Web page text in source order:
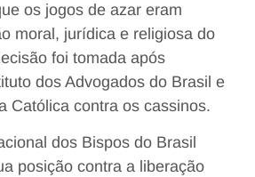
os jogos de azar eram
moral, jurídica e religiosa do
foi tomada após
dos Advogados do Brasil e
Católica contra os cassinos.
dos Bispos do Brasil
posição contra a liberação